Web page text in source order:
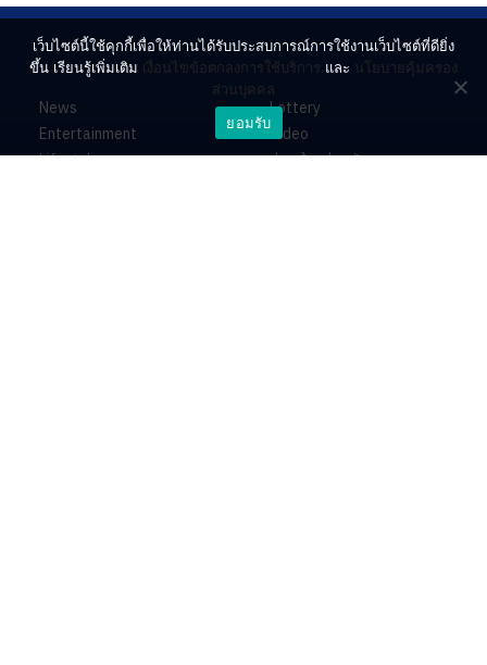
News
Entertainment
Lifestyle
Lottery
Video
ร่วมด้วยช่วยกัน
เว็บไซต์นี้ใช้คุกกี้เพื่อให้ท่านได้รับประสบการณ์การใช้งานเว็บไซต์ที่ดียิ่ง
ขึ้น เรียนรู้เพิ่มเติม เงื่อนไขข้อตกลงการใช้บริการ และ นโยบายคุ้มครอง
ส่วนบุคคล
ยอมรับ